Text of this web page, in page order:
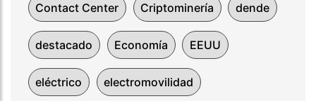
Contact Center Criptominería dende
destacado Economía EEUU
eléctrico electromovilidad